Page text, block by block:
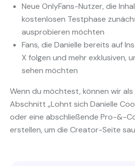
Neue OnlyFans-Nutzer, die
kostenlosen Testphase
ausprobieren möchten
Fans, die Danielle bereits auf
X folgen und mehr exklusiven,
sehen möchten
Wenn du möchtest, können wir
Abschnitt „Lohnt sich Danielle
oder eine abschließende Pro-&-
erstellen, um die Creator-Seite